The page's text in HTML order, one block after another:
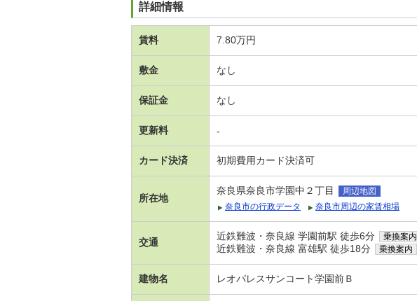
詳細情報
賃料 7.80万円
敷金 なし
保証金 なし
更新料 -
カード決済 初期費用カード決済可
所在地
奈良県奈良市学園中２丁目
周辺地図
奈良市の行政データ
奈良市周辺の家賃相場
交通
近鉄難波・奈良線 学園前駅 徒歩6分 乗換案内
近鉄難波・奈良線 富雄駅 徒歩18分 乗換案内
建物名 レオパレスサンコート学園前Ｂ